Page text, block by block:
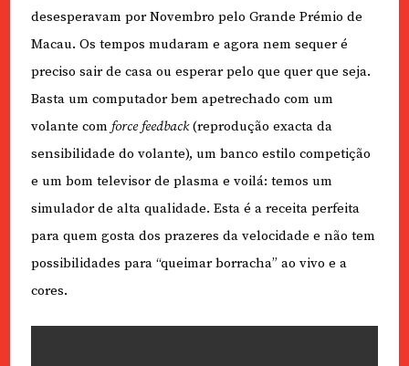
desesperavam por Novembro pelo Grande Prémio de
Macau. Os tempos mudaram e agora nem sequer é
preciso sair de casa ou esperar pelo que quer que seja.
Basta um computador bem apetrechado com um
volante com force feedback(reprodução exacta da
sensibilidade do volante), um banco estilo competição
e um bom televisor de plasma e voilá: temos um
simulador de alta qualidade. Esta é a receita perfeita
para quem gosta dos prazeres da velocidade e não tem
possibilidades para “queimar borracha” ao vivo e a
cores.